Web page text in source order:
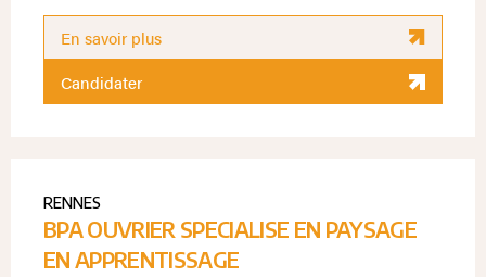
En savoir plus
Candidater
RENNES
BPA OUVRIER SPECIALISE EN PAYSAGE
EN APPRENTISSAGE